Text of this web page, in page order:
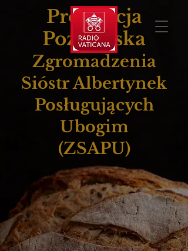
Prowincja
Poznańska
Zgromadzenia
Sióstr Albertynek
Posługujących
Ubogim
(ZSAPU)